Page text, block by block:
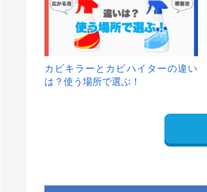
カビキラーとカビハイターの違い
は？使う場所で選ぶ！